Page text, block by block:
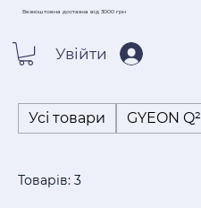
Безкоштовна доставка від 3000 грн
Увійти
Усі товари GYEON Q²
Товарів: 3